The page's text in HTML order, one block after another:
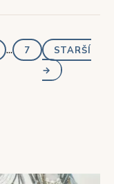
... 7
STARŠÍ
→